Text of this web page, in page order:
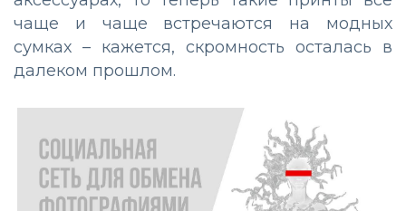
чаще и чаще встречаются на модных
сумках – кажется, скромность осталась в
далеком прошлом.